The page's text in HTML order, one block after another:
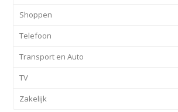
Shoppen
Telefoon
Transport en Auto
TV
Zakelijk